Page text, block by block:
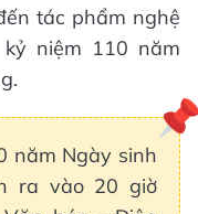
tác phẩm nghệ
niệm 110 năm
năm Ngày sinh
ra vào 20 giờ